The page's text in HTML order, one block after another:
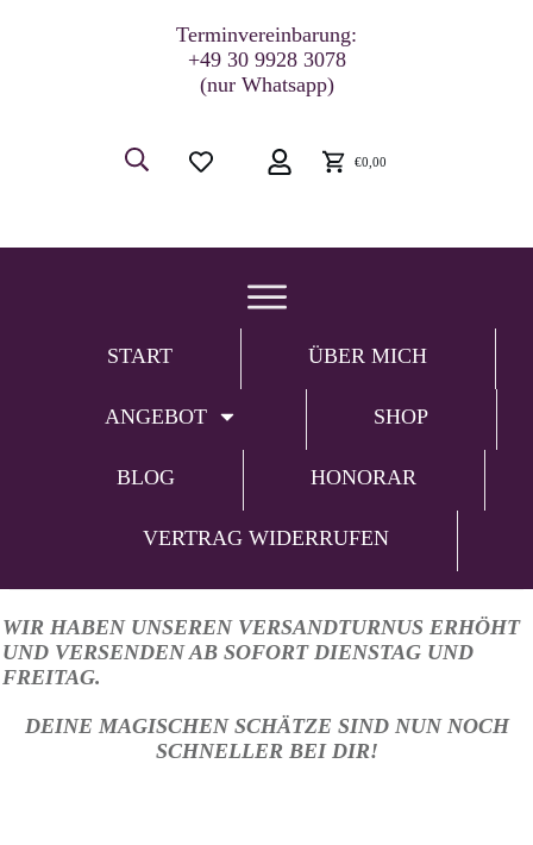
Terminvereinbarung:
+49 30 9928 3078
(nur Whatsapp)
€0,00
START ÜBER MICH
ANGEBOT SHOP
BLOG HONORAR
VERTRAG WIDERRUFEN
WIR HABEN UNSEREN VERSANDTURNUS ERHÖHT
UND VERSENDEN AB SOFORT DIENSTAG UND
FREITAG.
DEINE MAGISCHEN SCHÄTZE SIND NUN NOCH
SCHNELLER BEI DIR!